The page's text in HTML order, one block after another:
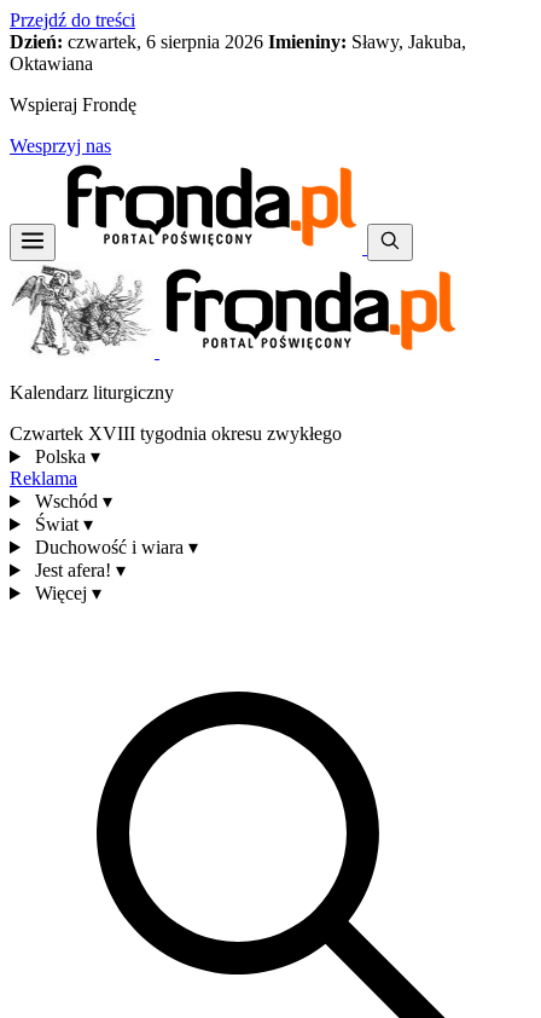
Przejdź do treści
Dzień: czwartek, 6 sierpnia 2026 Imieniny: Sławy, Jakuba,
Oktawiana
Wspieraj Frondę
Wesprzyj nas
Kalendarz liturgiczny
Czwartek XVIII tygodnia okresu zwykłego
Polska ▾
Reklama
Wschód ▾
Świat ▾
Duchowość i wiara ▾
Jest afera! ▾
Więcej ▾